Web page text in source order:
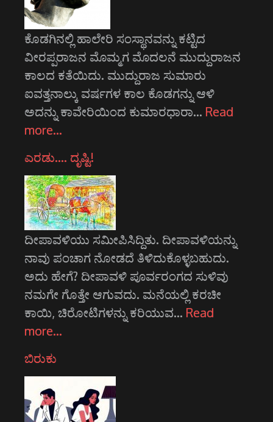
ಕೊಡಗಿನಲ್ಲಿ ಹಾಲೇರಿ ಸಂಸ್ಥಾನವನ್ನು ಕಟ್ಟಿದ
ವೀರಪ್ಪರಾಜನ ಮೊಮ್ಮಗ ಮೊದಲನೆ ಮುದ್ದುರಾಜನ
ಕಾಲದ ಕತೆಯಿದು. ಮುದ್ದುರಾಜ ಸುಮಾರು
ಐವತ್ತನಾಲ್ಕು ವರ್ಷಗಳ ಕಾಲ ಕೊಡಗನ್ನು ಆಳಿ
ಅದನ್ನು ಕಾವೇರಿಯಿಂದ ಕುಮಾರಧಾರಾ… Read
more…
ಎರಡು…. ದೃಷ್ಟಿ!
ದೀಪಾವಳಿಯು ಸಮೀಪಿಸಿದ್ದಿತು. ದೀಪಾವಳಿಯನ್ನು
ನಾವು ಪಂಚಾಗ ನೋಡದೆ ತಿಳಿದುಕೊಳ್ಳಬಹುದು.
ಅದು ಹೇಗೆ? ದೀಪಾವಳಿ ಪೂರ್ವರಂಗದ ಸುಳಿವು
ನಮಗೇ ಗೊತ್ತೇ ಆಗುವದು. ಮನೆಯಲ್ಲಿ ಕರಚೀ
ಕಾಯಿ, ಚಿರೋಟಿಗಳನ್ನು ಕರಿಯುವ… Read
more…
ಬಿರುಕು